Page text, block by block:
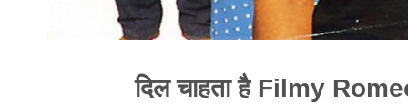
दिल चाहता है Filmy